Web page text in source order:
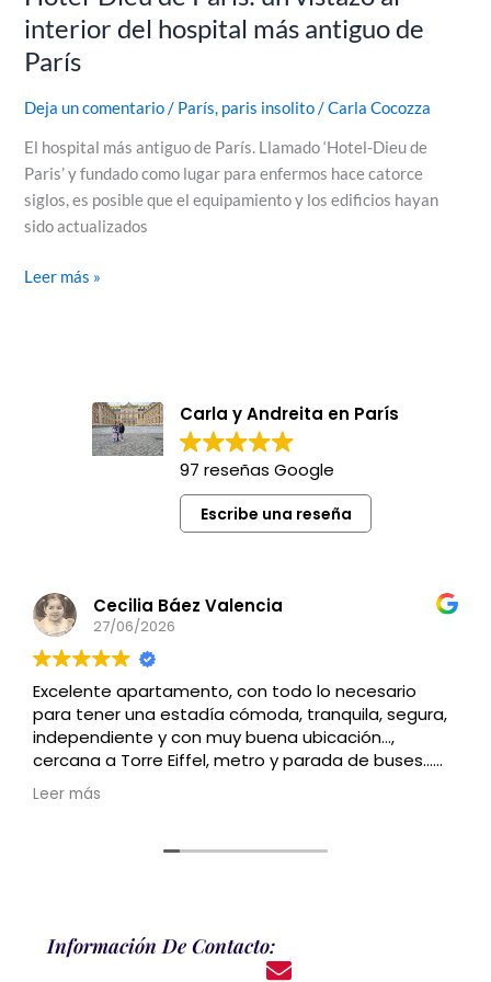
interior del hospital más antiguo de
París
Deja un comentario / París, paris insolito/Carla Cocozza
El hospital más antiguo de París. Llamado ‘Hotel-Dieu de
Paris’ y fundado como lugar para enfermos hace catorce
siglos, es posible que el equipamiento y los edificios hayan
sido actualizados
de
París
Leer más »
Carla y Andreita en París
97 reseñas Google
Escribe una reseña
Cecilia Báez Valencia
27/06/2026
Excelente apartamento, con todo lo necesario
para tener una estadía cómoda, tranquila, segura,
independiente y con muy buena ubicación…,
cercana a Torre Eiffel, metro y parada de buses…
Recomendado
Leer más
Información De Contacto: